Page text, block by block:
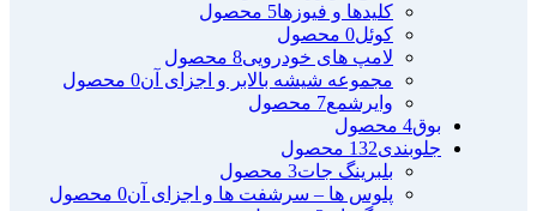
کلیدها و فیوزها5 محصول
کوئل0 محصول
لامپ های خودرویی8 محصول
مجموعه شیشه بالابر و اجزای آن0 محصول
وایرشمع7 محصول
بوق4 محصول
جلوبندی132 محصول
بلبرینگ جات3 محصول
پلوس ها – سرشفت ها و اجزای آن0 محصول